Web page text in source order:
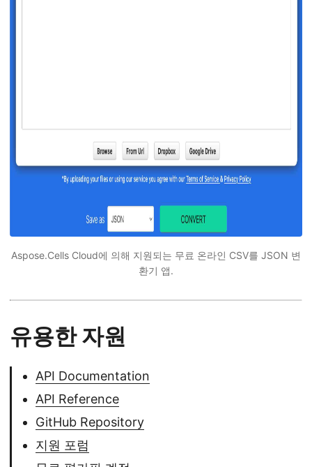
Aspose.Cells Cloud에 의해 지원되는 무료 온라인 CSV를 JSON 변
환기 앱.
유용한 자원
API Documentation
API Reference
GitHub Repository
지원 포럼